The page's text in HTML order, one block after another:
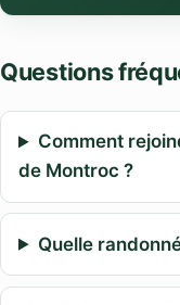
Questions
Comment
de Montroc ?
Quelle